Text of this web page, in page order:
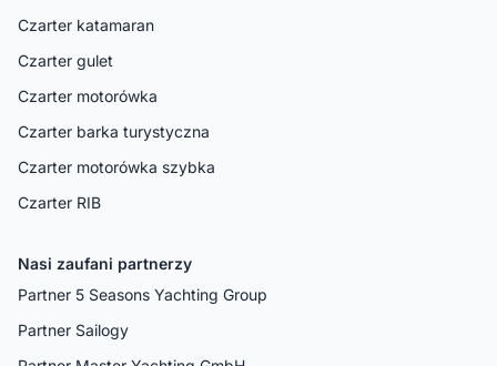
Czarter katamaran
Czarter gulet
Czarter motorówka
Czarter barka turystyczna
Czarter motorówka szybka
Czarter RIB
Nasi zaufani partnerzy
Partner 5 Seasons Yachting Group
Partner Sailogy